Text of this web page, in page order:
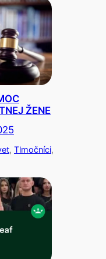
ŽENE
, Tlmočníci